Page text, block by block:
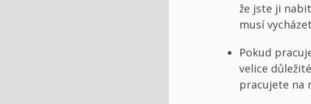
že jste ji
musí
Pokud
velice
pracujete na